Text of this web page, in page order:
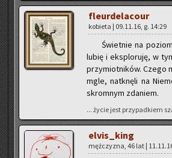
fleur­de­la­co­ur
ko­bie­ta | 09.11.16, g. 14:29
Świet­nie na
lubię i eks­plo­ru­ję, w
przy­miot­ni­ków. Czego
mgle, na­tknę­li na
skrom­nym zda­niem.
... życie jest przy­pad­kiem
elvis_king
męż­czy­zna, 46 lat |